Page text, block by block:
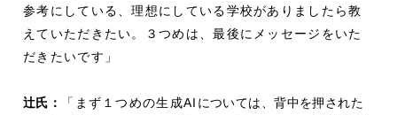
参考にしている、理想にしている学校がありましたら教
えていただきたい。３つめは、最後にメッセージをいた
だきたいです」
辻氏： 「まず１つめの生成AI については、背中を押された